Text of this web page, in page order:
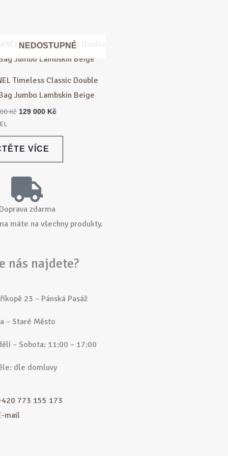
NEDOSTUPNÉ
Timeless Classic Double
Jumbo Lambskin Beige
Kč
Původní
cena
byla:
000 Kč.
129 000 Kč
Aktuální
cena
je:
000 Kč.
VÍCE
Doprava zdarma
máte na všechny produkty.
nás najdete?
23 – Pánská Pasáž
– Staré Město
– Sobota: 11:00 – 17:00
dle domluvy
773 155 173
mail